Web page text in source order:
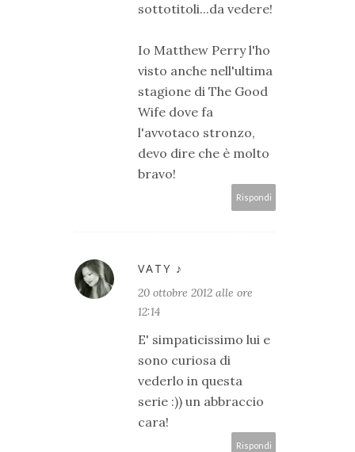
sottotitoli...da vedere!
Io Matthew Perry l'ho
visto anche nell'ultima
stagione di The Good
Wife dove fa
l'avvotaco stronzo,
devo dire che è molto
bravo!
Rispondi
VATY ♪
20 ottobre 2012 alle ore
12:14
E' simpaticissimo lui e
sono curiosa di
vederlo in questa
serie :)) un abbraccio
cara!
Rispondi